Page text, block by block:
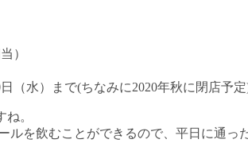
）
（水）まで(ちなみに2020年秋に閉店予
ね。
ルを飲むことができるので、平日に通っ